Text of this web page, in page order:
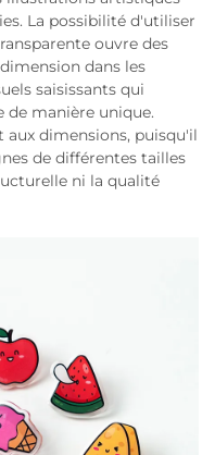
La possibilité d'utiliser
ouvre des
dans les
saisissants qui
manière unique.
dimensions, puisqu'il
de différentes tailles
ni la qualité